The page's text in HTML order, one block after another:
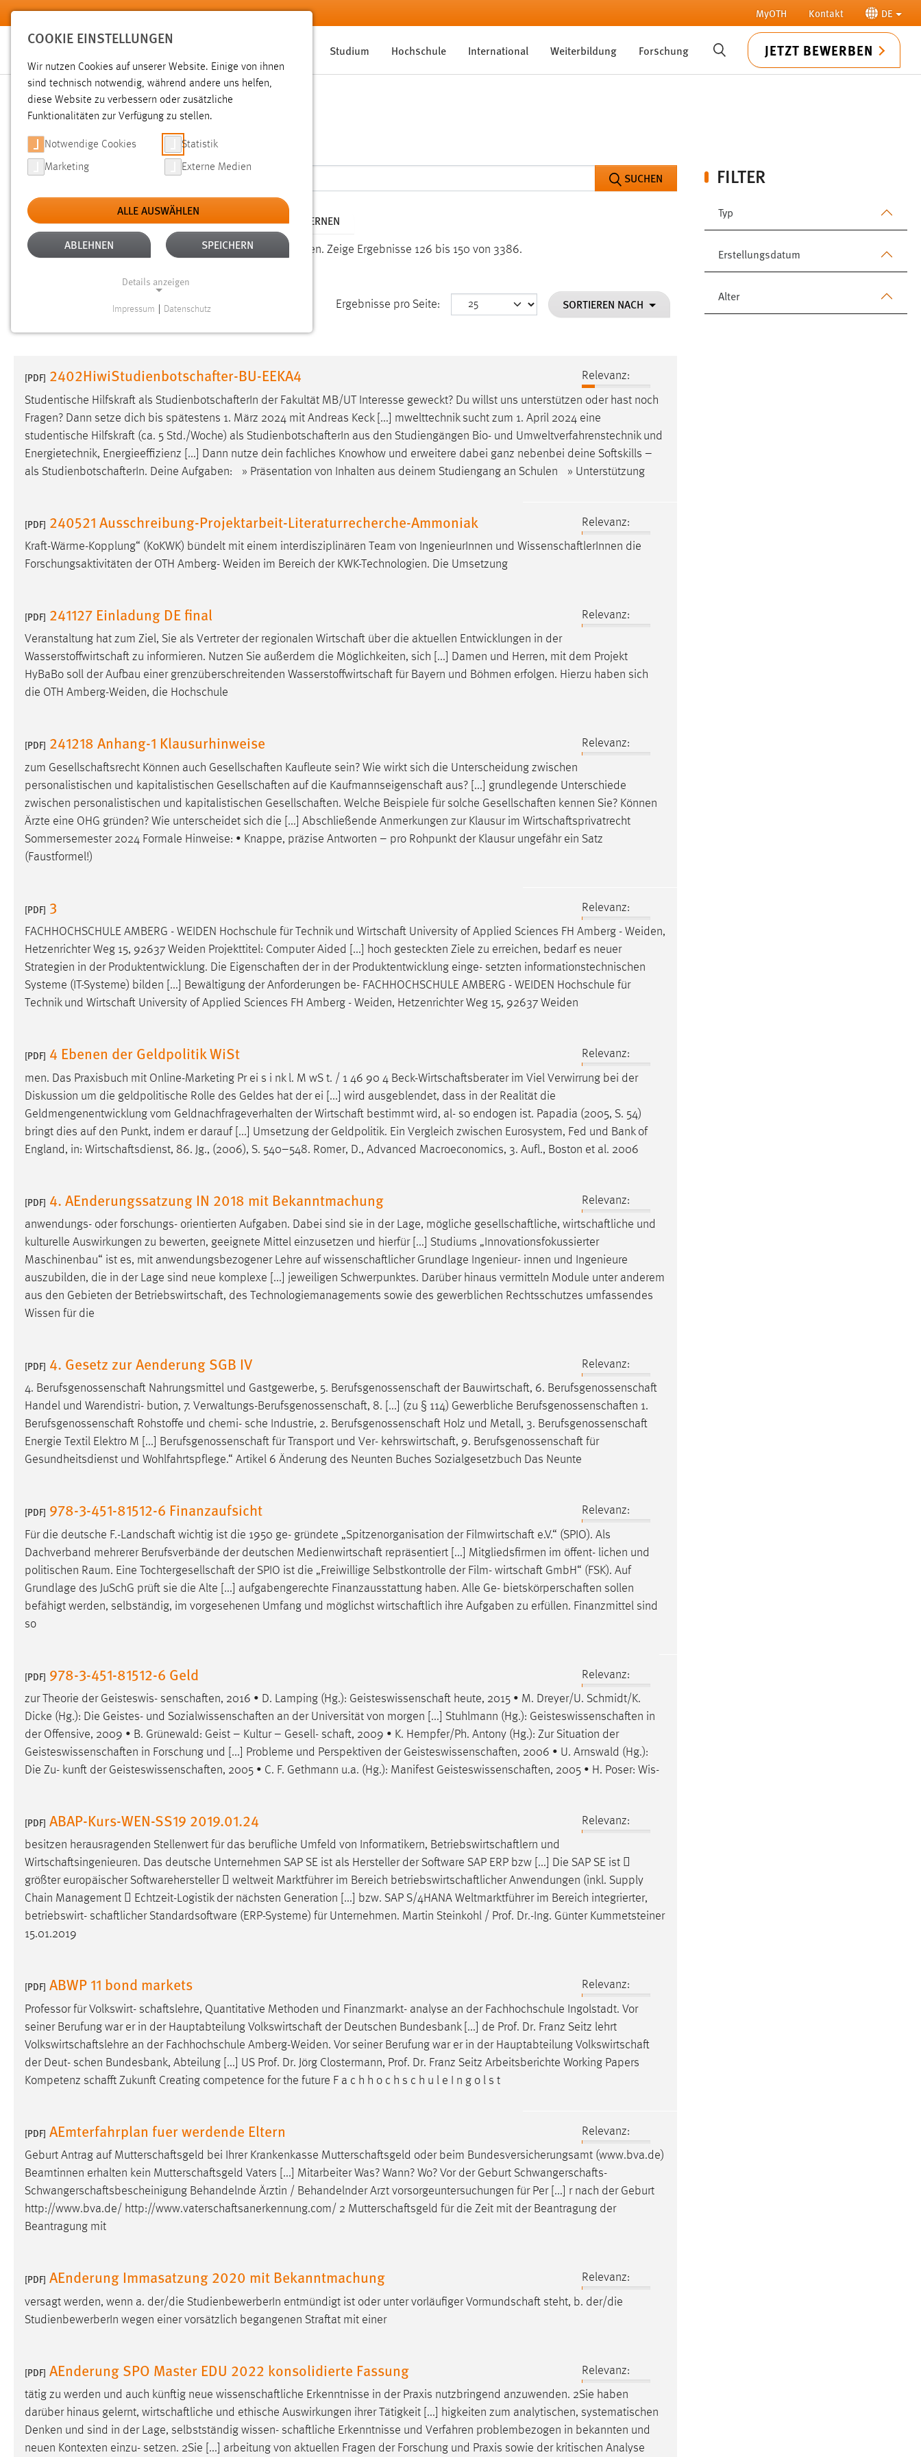
Zum Hauptinhalt springen MyOTH Kontakt DE
Studium Hochschule International Weiterbildung Forschung SUCHE JETZT BEWERBEN
SUCHE
FILTER
Typ
Erstellungsdatum
Alter
SUCHEN
Aktive Filter: ALTER: ÜBER EIN JAHR ALLE FILTER ENTFERNEN
Gesucht nach "schäfer". Es wurden 3386 Ergebnisse gefunden. Zeige Ergebnisse 126 bis 150 von 3386.
Ergebnisse pro Seite: SORTIEREN NACH
[PDF] 2402HiwiStudienbotschafter-BU-EEKA4
Relevanz:
Studentische Hilfskraft als StudienbotschafterIn der Fakultät MB/UT Interesse geweckt? Du willst uns unterstützen oder hast noch
Fragen? Dann setze dich bis spätestens 1. März 2024 mit Andreas Keck [...] mwelttechnik sucht zum 1. April 2024 eine
studentische Hilfskraft (ca. 5 Std./Woche) als StudienbotschafterIn aus den Studiengängen Bio- und Umweltverfahrenstechnik und
Energietechnik, Energieeffizienz [...] Dann nutze dein fachliches Knowhow und erweitere dabei ganz nebenbei deine Softskills –
als StudienbotschafterIn. Deine Aufgaben: » Präsentation von Inhalten aus deinem Studiengang an Schulen » Unterstützung
[PDF] 240521 Ausschreibung-Projektarbeit-Literaturrecherche-Ammoniak
Relevanz:
Kraft-Wärme-Kopplung“ (KoKWK) bündelt mit einem interdisziplinären Team von IngenieurInnen und WissenschaftlerInnen die
Forschungsaktivitäten der OTH Amberg- Weiden im Bereich der KWK-Technologien. Die Umsetzung
[PDF] 241127 Einladung DE final
Relevanz:
Veranstaltung hat zum Ziel, Sie als Vertreter der regionalen Wirtschaft über die aktuellen Entwicklungen in der
Wasserstoffwirtschaft zu informieren. Nutzen Sie außerdem die Möglichkeiten, sich [...] Damen und Herren, mit dem Projekt
HyBaBo soll der Aufbau einer grenzüberschreitenden Wasserstoffwirtschaft für Bayern und Böhmen erfolgen. Hierzu haben sich
die OTH Amberg-Weiden, die Hochschule
[PDF] 241218 Anhang-1 Klausurhinweise
Relevanz:
zum Gesellschaftsrecht Können auch Gesellschaften Kaufleute sein? Wie wirkt sich die Unterscheidung zwischen
personalistischen und kapitalistischen Gesellschaften auf die Kaufmannseigenschaft aus? [...] grundlegende Unterschiede
zwischen personalistischen und kapitalistischen Gesellschaften. Welche Beispiele für solche Gesellschaften kennen Sie? Können
Ärzte eine OHG gründen? Wie unterscheidet sich die [...] Abschließende Anmerkungen zur Klausur im Wirtschaftsprivatrecht
Sommersemester 2024 Formale Hinweise: • Knappe, präzise Antworten – pro Rohpunkt der Klausur ungefähr ein Satz
(Faustformel!)
[PDF] 3
Relevanz:
FACHHOCHSCHULE AMBERG - WEIDEN Hochschule für Technik und Wirtschaft University of Applied Sciences FH Amberg - Weiden,
Hetzenrichter Weg 15, 92637 Weiden Projekttitel: Computer Aided [...] hoch gesteckten Ziele zu erreichen, bedarf es neuer
Strategien in der Produktentwicklung. Die Eigenschaften der in der Produktentwicklung einge- setzten informationstechnischen
Systeme (IT-Systeme) bilden [...] Bewältigung der Anforderungen be- FACHHOCHSCHULE AMBERG - WEIDEN Hochschule für
Technik und Wirtschaft University of Applied Sciences FH Amberg - Weiden, Hetzenrichter Weg 15, 92637 Weiden
[PDF] 4 Ebenen der Geldpolitik WiSt
Relevanz:
men. Das Praxisbuch mit Online-Marketing Pr ei s i nk l. M wS t. / 1 46 90 4 Beck-Wirtschaftsberaterim Viel Verwirrung bei der
Diskussion um die geldpolitische Rolle des Geldes hat der ei [...] wird ausgeblendet, dass in der Realität die
Geldmengenentwicklung vom Geldnachfrageverhalten derWirtschaft bestimmt wird, al- so endogen ist. Papadia (2005, S. 54)
bringt dies auf den Punkt, indem er darauf [...] Umsetzung der Geldpolitik. Ein Vergleich zwischen Eurosystem, Fed und Bank of
England, in: Wirtschaftsdienst, 86. Jg., (2006), S. 540–548. Romer, D., Advanced Macroeconomics, 3. Aufl., Boston et al. 2006
[PDF] 4. AEnderungssatzung IN 2018 mit Bekanntmachung
Relevanz:
anwendungs- oder forschungs- orientierten Aufgaben. Dabei sind sie in der Lage, mögliche gesellschaftliche, wirtschaftliche und
kulturelle Auswirkungen zu bewerten, geeignete Mittel einzusetzen und hierfür [...] Studiums „Innovationsfokussierter
Maschinenbau“ ist es, mit anwendungsbezogener Lehre aufwissenschaftlicherGrundlage Ingenieur- innen und Ingenieure
auszubilden, die in der Lage sind neue komplexe [...] jeweiligen Schwerpunktes. Darüber hinaus vermitteln Module unter anderem
aus den Gebieten der Betriebswirtschaft, des Technologiemanagements sowie des gewerblichen Rechtsschutzes umfassendes
Wissen für die
[PDF] 4. Gesetz zur Aenderung SGB IV
Relevanz:
4. Berufsgenossenschaft Nahrungsmittel und Gastgewerbe, 5. Berufsgenossenschaft der Bauwirtschaft, 6. Berufsgenossenschaft
Handel und Warendistri- bution, 7. Verwaltungs-Berufsgenossenschaft, 8. [...] (zu § 114) Gewerbliche Berufsgenossenschaften 1.
Berufsgenossenschaft Rohstoffe und chemi- sche Industrie, 2. Berufsgenossenschaft Holz und Metall, 3. Berufsgenossenschaft
Energie Textil Elektro M [...]
Berufsgenossenschaft für Transport und Ver- kehrswirtschaft, 9. Berufsgenossenschaft für
Gesundheitsdienst und Wohlfahrtspflege.“ Artikel 6 Änderung des Neunten Buches Sozialgesetzbuch Das Neunte
[PDF] 978-3-451-81512-6 Finanzaufsicht
Relevanz:
Für die deutsche F.-Landschaft wichtig ist die 1950 ge- gründete „Spitzenorganisation der Filmwirtschaft e.V.“ (SPIO). Als
Dachverband mehrerer Berufsverbände der deutschen Medienwirtschaft repräsentiert [...] Mitgliedsfirmen im öffent- lichen und
politischen Raum. Eine Tochtergesellschaft der SPIO ist die „Freiwillige Selbstkontrolle der Film- wirtschaft GmbH“ (FSK). Auf
Grundlage des JuSchG prüft sie die Alte [...] aufgabengerechte Finanzausstattung haben. Alle Ge- bietskörperschaften sollen
befähigt werden, selbständig, im vorgesehenen Umfang und möglichst wirtschaftlich ihre Aufgaben zu erfüllen. Finanzmittel sind
so
[PDF] 978-3-451-81512-6 Geld
Relevanz:
zur Theorie der Geisteswis- senschaften, 2016 • D. Lamping (Hg.): Geisteswissenschaft heute, 2015 • M. Dreyer/U. Schmidt/K.
Dicke (Hg.): Die Geistes- und Sozialwissenschaften an der Universität von morgen [...] Stuhlmann (Hg.): Geisteswissenschaften in
der Offensive, 2009 • B. Grünewald: Geist – Kultur – Gesell- schaft, 2009 • K. Hempfer/Ph. Antony (Hg.): Zur Situation der
Geisteswissenschaften in Forschung und [...] Probleme und Perspektiven der Geisteswissenschaften, 2006 • U. Arnswald (Hg.):
Die Zu- kunft der Geisteswissenschaften, 2005 • C. F. Gethmann u.a. (Hg.): Manifest Geisteswissenschaften, 2005 • H. Poser: Wis-
[PDF] ABAP-Kurs-WEN-SS19 2019.01.24
Relevanz:
besitzen herausragenden Stellenwert für das berufliche Umfeld von Informatikern, Betriebswirtschaftlern und
Wirtschaftsingenieuren. Das deutsche Unternehmen SAP SE ist als Hersteller der Software SAP ERP bzw [...] Die SAP SE ist 
größter europäischer Softwarehersteller  weltweit Marktführer im Bereich betriebswirtschaftlicherAnwendungen (inkl. Supply
Chain Management  Echtzeit-Logistik der nächsten Generation [...] bzw. SAP S/4HANA Weltmarktführer im Bereich integrierter,
betriebswirt- schaftlicherStandardsoftware (ERP-Systeme) für Unternehmen. Martin Steinkohl / Prof. Dr.-Ing. Günter Kummetsteiner
15.01.2019
[PDF] ABWP 11 bond markets
Relevanz:
Professor für Volkswirt- schaftslehre, Quantitative Methoden und Finanzmarkt- analyse an der Fachhochschule Ingolstadt. Vor
seiner Berufung war er in der Hauptabteilung Volkswirtschaft der Deutschen Bundesbank [...] de Prof. Dr. Franz Seitz lehrt
Volkswirtschaftslehre an der Fachhochschule Amberg-Weiden. Vor seiner Berufung war er in der Hauptabteilung Volkswirtschaft
der Deut- schen Bundesbank, Abteilung [...] US Prof. Dr. Jörg Clostermann, Prof. Dr. Franz Seitz Arbeitsberichte Working Papers
Kompetenz schafft Zukunft Creating competence for the future F a c h h o c h s c h u l e I n g o l s t
[PDF] AEmterfahrplan fuer werdende Eltern
Relevanz:
Geburt Antrag auf Mutterschaftsgeld bei Ihrer Krankenkasse Mutterschaftsgeld oder beim Bundesversicherungsamt (www.bva.de)
Beamtinnen erhalten kein Mutterschaftsgeld Vaters [...] Mitarbeiter Was? Wann? Wo? Vor der Geburt Schwangerschafts-
Schwangerschaftsbescheinigung Behandelnde Ärztin / Behandelnder Arzt vorsorgeuntersuchungen für Per [...] r nach der Geburt
http://www.bva.de/ http://www.vaterschaftsanerkennung.com/ 2 Mutterschaftsgeld für die Zeit mit der Beantragung der
Beantragung mit
[PDF] AEnderung Immasatzung 2020 mit Bekanntmachung
Relevanz:
versagt werden, wenn a. der/die StudienbewerberIn entmündigt ist oder unter vorläufigerVormundschaft steht, b. der/die
StudienbewerberIn wegen einer vorsätzlich begangenen Straftat mit einer
[PDF] AEnderung SPO Master EDU 2022 konsolidierte Fassung
Relevanz:
tätig zu werden und auch künftig neue wissenschaftliche Erkenntnisse in der Praxis nutzbringend anzuwenden. 2Sie haben
darüber hinaus gelernt, wirtschaftliche und ethische Auswirkungen ihrer Tätigkeit [...] higkeiten zum analytischen, systematischen
Denken und sind in der Lage, selbstständig wissen- schaftliche Erkenntnisse und Verfahren problembezogen in bekannten und
neuen Kontexten einzu- setzen. 2Sie [...] arbeitung von aktuellen Fragen der Forschung und Praxis sowie der kritischen Analyse
COOKIE EINSTELLUNGEN
Wir nutzen Cookies auf unserer Website. Einige von ihnen
sind technisch notwendig, während andere uns helfen,
diese Website zu verbessern oder zusätzliche
Funktionalitäten zur Verfügung zu stellen.
Notwendige Cookies Statistik
Marketing Externe Medien
ALLE AUSWÄHLEN
ABLEHNEN SPEICHERN
Details anzeigen
Website erforderlich.
Einverständnis
Name: cookie_consent
Zweck:
Dieser Cookie speichert die
ausgewählten Einverständnis-Optionen
Cookie Laufzeit: 1 Jahr
Performance
Zweck:
Für performante Seitenauslieferung wird
in diesem Cookie gespeichert, ob man
eingeloggt ist.
Sprachpräferenz
Sprache der Website.
Cookie Laufzeit: 30 Tage
Chat
Name:
MibewSessionID, MIBEW_UserID,
Cookie Laufzeit: MibewSessionID, mibew-chat-frame-
style-5e9dbeb1811c0446 =
Sitzungslaufzeit, mibew_locale = 3
Jahre, MIBEW_UserID = 1 Jahr
Name: fe_user, be_user, be_lastLoginProvider
Zweck:
Dieser Cookie ist notwendig um sich an
der Website einloggen zu können.
Cookie Laufzeit: 24 Stunden
Diese Informationen helfen uns zu verstehen, wie
unsere Besucher unsere Website nutzen.
Matomo
Name: _pk_ref, _pk_cvar, _pk_id, _pk_ses
Zweck:
MARKETING
Marketing Cookies werden von Drittanbietern
verwendet, um personalisierte Werbung anzuzeigen.
Sie tun dies, indem sie Besucher über Websites
hinweg verfolgen.
Anbieter: Google Ireland Limited
Zweck: Conversion-Tracking
Cookie Laufzeit: 3 Monate
Name: _fbp
Anbieter: Facebook
Zweck: Conversion-Tracking
Cookie Laufzeit: 3 Monate
Um Inhalte von Videoplattformen und Social Media
Plattformen anzeigen zu können, werden von diesen
externen Medien Cookies gesetzt.
YouTube
Vimeo
Impressum Datenschutz